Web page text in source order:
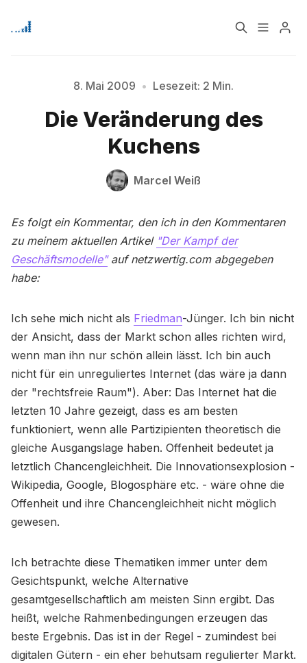
Über
Signup
Bitte geben Sie mindestens 3 Zeichen ein
8. Mai 2009 • Lesezeit: 2 Min.
Die Veränderung des
Kuchens
Marcel Weiß
Es folgt ein Kommentar, den ich in den Kommentaren
zu meinem aktuellen Artikel "Der Kampf der
Geschäftsmodelle"auf netzwertig.com abgegeben
habe:
Ich sehe mich nicht als Friedman-Jünger. Ich bin nicht
der Ansicht, dass der Markt schon alles richten wird,
wenn man ihn nur schön allein lässt. Ich bin auch
nicht für ein unreguliertes Internet (das wäre ja dann
der "rechtsfreie Raum"). Aber: Das Internet hat die
letzten 10 Jahre gezeigt, dass es am besten
funktioniert, wenn alle Partizipienten theoretisch die
gleiche Ausgangslage haben. Offenheit bedeutet ja
letztlich Chancengleichheit. Die Innovationsexplosion -
Wikipedia, Google, Blogosphäre etc. - wäre ohne die
Offenheit und ihre Chancengleichheit nicht möglich
gewesen.
Ich betrachte diese Thematiken immer unter dem
Gesichtspunkt, welche Alternative
gesamtgesellschaftlich am meisten Sinn ergibt. Das
heißt, welche Rahmenbedingungen erzeugen das
beste Ergebnis. Das ist in der Regel - zumindest bei
digitalen Gütern - ein eher behutsam regulierter Markt.